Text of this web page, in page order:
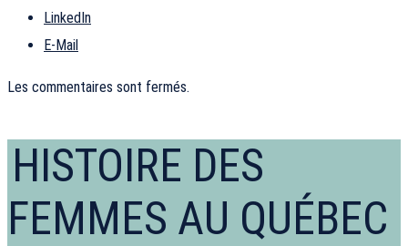
LinkedIn
E-Mail
Les commentaires sont fermés.
HISTOIRE DES
FEMMES AU QUÉBEC